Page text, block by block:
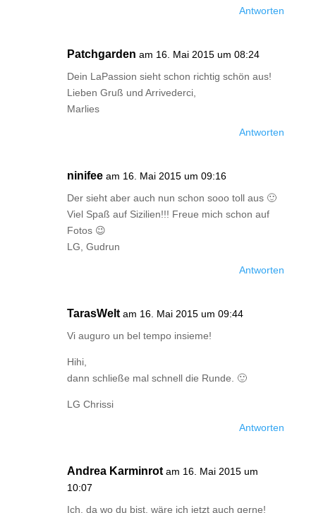
Antworten
Patchgarden am 16. Mai 2015 um 08:24
Dein LaPassion sieht schon richtig schön aus!
Lieben Gruß und Arrivederci,
Marlies
Antworten
ninifee am 16. Mai 2015 um 09:16
Der sieht aber auch nun schon sooo toll aus 🙂
Viel Spaß auf Sizilien!!! Freue mich schon auf
Fotos 😉
LG, Gudrun
Antworten
TarasWelt am 16. Mai 2015 um 09:44
Vi auguro un bel tempo insieme!
Hihi,
dann schließe mal schnell die Runde. 🙂
LG Chrissi
Antworten
Andrea Karminrot am 16. Mai 2015 um
10:07
Ich, da wo du bist, wäre ich jetzt auch gerne!